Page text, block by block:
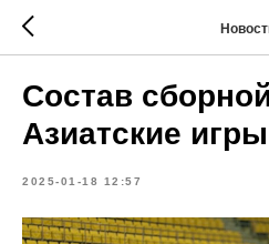
Состав
Азиатские игры
2025-01-18 12:57